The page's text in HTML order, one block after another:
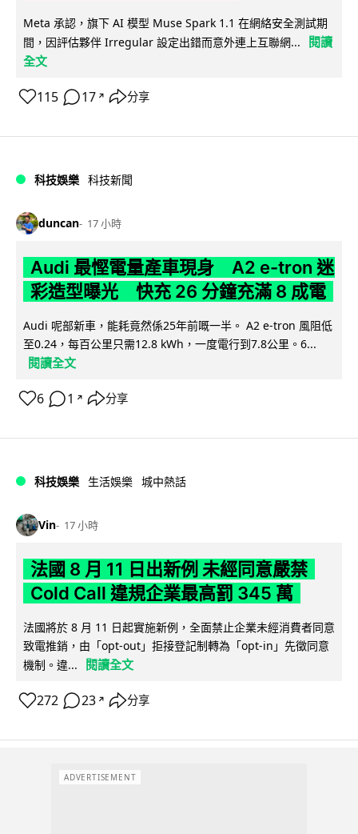
Meta 承認，旗下 AI 模型 Muse Spark 1.1 在網絡安全測試期
間，因評估夥伴 Irregular 設定出錯而意外連上互聯網...
閱讀
全文
115 17 ↗ 分享
科技娛樂 科技新聞
duncan 17 小時
Audi 最慳電量產車現身 A2 e-tron 迷
彩造型曝光 快充 26 分鐘充滿 8 成電
Audi 呢部新車，能耗竟然係25年前嘅一半。 A2 e-tron 風阻低
至0.24，每百公里只需12.8 kWh，一度電行到7.8公里。6...
閱讀全文
6 1 ↗ 分享
科技娛樂 生活娛樂 城中熱話
Vin 17 小時
法國 8 月 11 日出新例 未經同意嚴禁
Cold Call 違規企業最高罰 345 萬
法國將於 8 月 11 日起實施新例，全面禁止企業未經消費者同意
致電推銷，由「opt-out」拒接登記制轉為「opt-in」先徵同意
機制。違...
閱讀全文
272 23 ↗ 分享
ADVERTISEMENT